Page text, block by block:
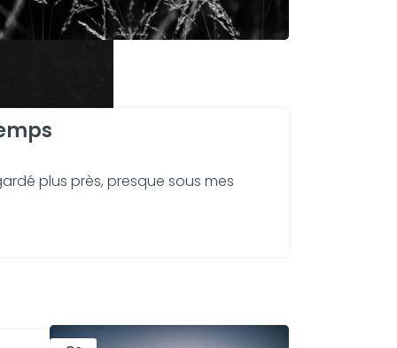
plus près, presque sous mes